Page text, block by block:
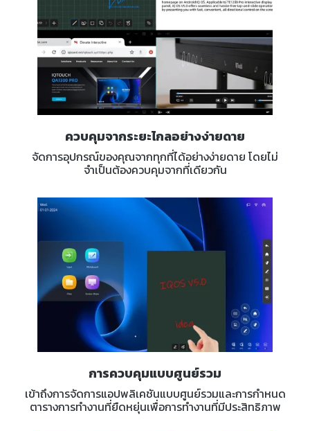
ควบคุมจากระยะไกลอย่างง่ายดาย
จัดการอุปกรณ์ของคุณจากทุกที่ได้อย่างง่ายดาย โดยไม่
จำเป็นต้องควบคุมจากที่เดียวกัน
การควบคุมแบบศูนย์รวม
เข้าถึงการจัดการแอปพลิเคชันแบบศูนย์รวมและการกำหนด
ตารางการทำงานที่ยืดหยุ่นเพื่อการทำงานที่มีประสิทธิภาพ